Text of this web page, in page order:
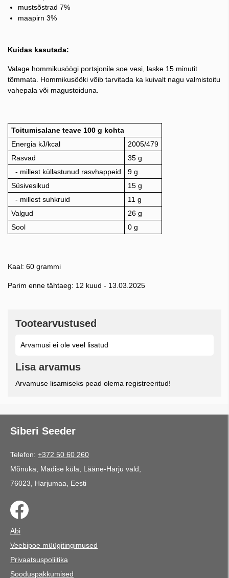
mustsõstrad 7%
maapirn 3%
Kuidas kasutada:
Valage hommikusöögi portsjonile soe vesi, laske 15 minutit
tõmmata. Hommikusööki võib tarvitada ka kuivalt nagu valmistoitu
vahepala või magustoiduna.
Toitumisalane teave 100 g kohta
Energia kJ/kcal
2005/479
Rasvad
35 g
- millest küllastunud rasvhappeid
9 g
Süsivesikud
15 g
- millest suhkruid
11 g
Valgud
26 g
Sool
0 g
Kaal: 60 grammi
Parim enne tähtaeg: 12 kuud - 13.03.2025
Tootearvustused
Arvamusi ei ole veel lisatud
Lisa arvamus
Arvamuse lisamiseks pead olema registreeritud!
Siberi Seeder
Telefon: +372 50 60 260
Mõnuka, Madise küla, Lääne-Harju vald,
76023, Harjumaa, Eesti
Abi
Veebipoe müügitingimused
Privaatsuspoliitika
Sooduspakkumised